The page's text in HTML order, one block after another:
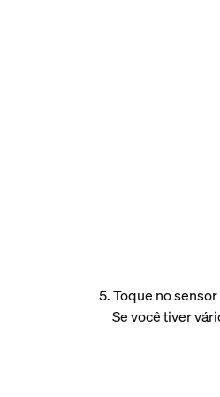
5. Toque no
Se você tiver